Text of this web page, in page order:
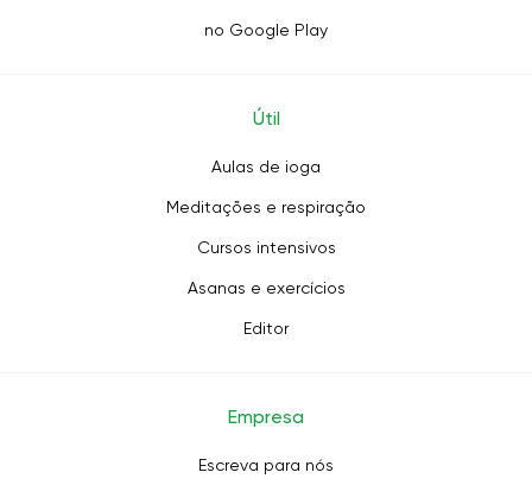
no Google Play
Útil
Aulas de ioga
Meditações e respiração
Cursos intensivos
Asanas e exercícios
Editor
Empresa
Escreva para nós